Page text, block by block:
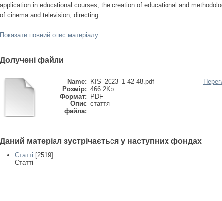
application in educational courses, the creation of educational and
of cinema and television, directing.
Показати повний опис матеріалу
Долучені файли
Name:
KIS_2023_1-42-48.pdf
Розмір: 466.2Kb
Формат:
PDF
Опис
файла:
стаття
Даний матеріал зустрічається у наступних фондах
Статті [2519]
Статті